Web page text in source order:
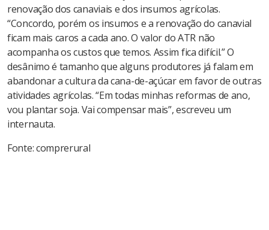
renovação dos canaviais e dos insumos agrícolas.
“Concordo, porém os insumos e a renovação do canavial
ficam mais caros a cada ano. O valor do ATR não
acompanha os custos que temos. Assim fica difícil.” O
desânimo é tamanho que alguns produtores já falam em
abandonar a cultura da cana-de-açúcar em favor de outras
atividades agrícolas. “Em todas minhas reformas de ano,
vou plantar soja. Vai compensar mais”, escreveu um
internauta.
Fonte: comprerural